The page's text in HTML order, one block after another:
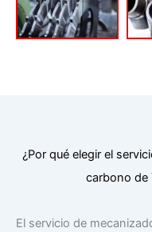
¿Por qué elegir el
carbono de
El servicio de